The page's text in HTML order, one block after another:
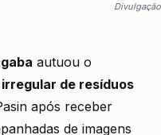
Divulgação
autuou o
de resíduos
após receber
de imagens